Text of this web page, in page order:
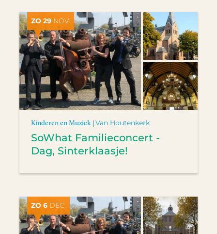
ZO 29 NOV.
Kinderen en Muziek |Van Houtenkerk
SoWhat Familieconcert -
Dag, Sinterklaasje!
ZO 6 DEC.